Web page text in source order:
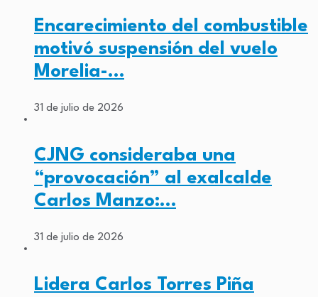
Encarecimiento del combustible
motivó suspensión del vuelo
Morelia-…
31 de julio de 2026
CJNG consideraba una
“provocación” al exalcalde
Carlos Manzo:…
31 de julio de 2026
Lidera Carlos Torres Piña